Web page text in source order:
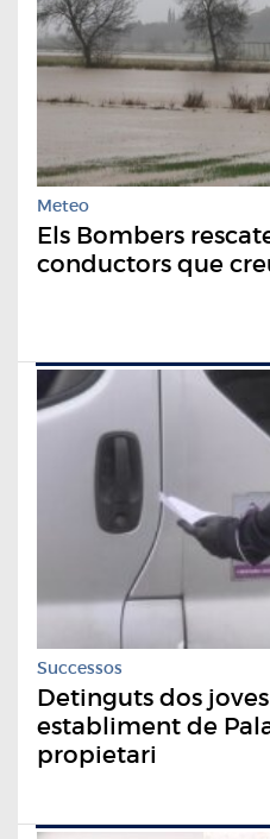
Meteo
Els Bombers
conductors que
Successos
Detinguts dos
establiment de
propietari